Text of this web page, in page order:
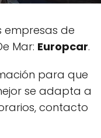
empresas de
Mar: Europcar.
para que
se adapta a
contacto